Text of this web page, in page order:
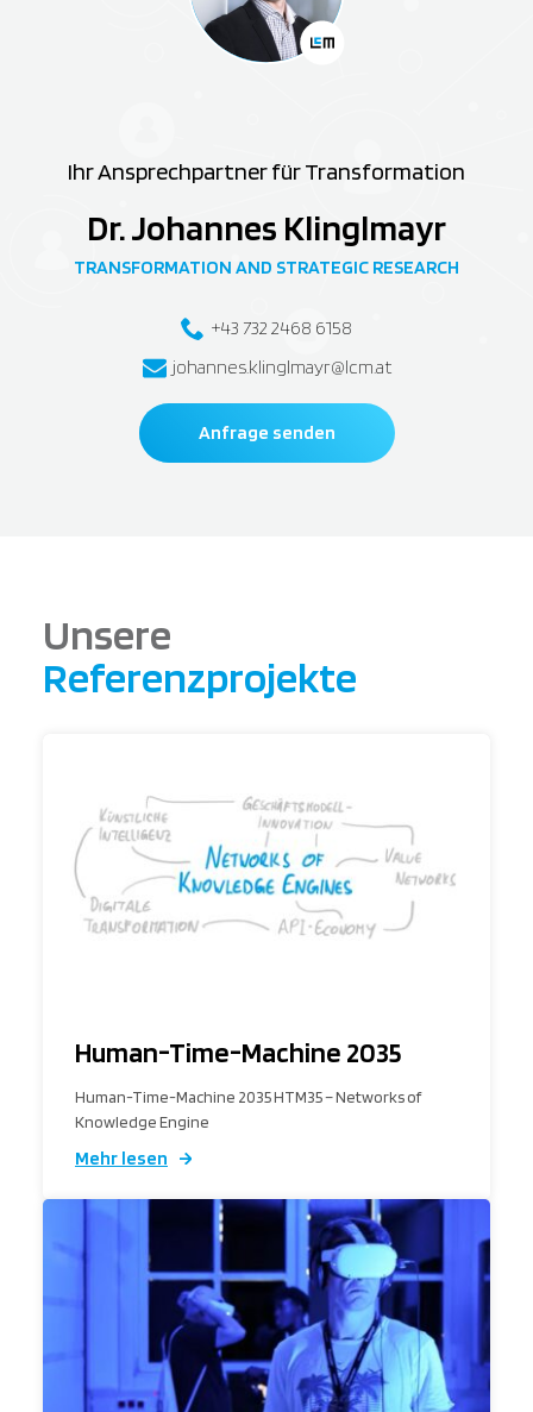
Ihr Ansprechpartner für Transformation
Dr. Johannes Klinglmayr
TRANSFORMATION AND STRATEGIC RESEARCH
+43 732 2468 6158
johannes.klinglmayr@lcm.at
Anfrage senden
Unsere
Referenzprojekte
Human-Time-Machine 2035
Human-Time-Machine 2035 HTM35 – Networks of
Knowledge Engine
Mehr lesen